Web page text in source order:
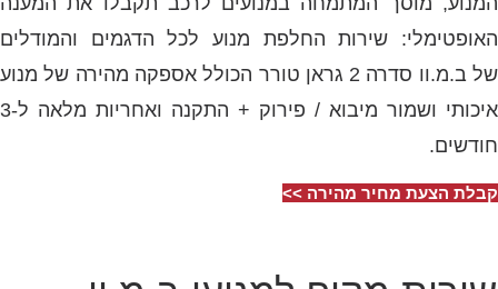
האופטימלי: שירות החלפת מנוע לכל הדגמים והמודלים
של ב.מ.וו סדרה 2 גראן טורר הכולל אספקה מהירה של מנוע
איכותי ושמור מיבוא / פירוק + התקנה ואחריות מלאה ל-3
חודשים.
קבלת הצעת מחיר מהירה >>